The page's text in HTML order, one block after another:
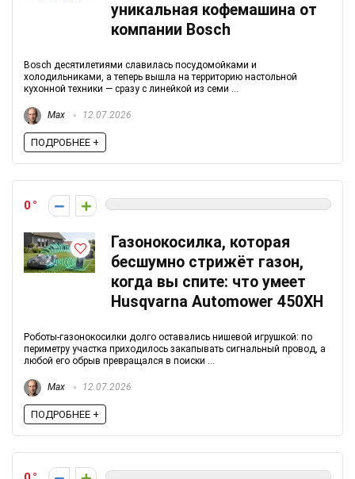
уникальная кофемашина от
компании Bosch
Bosch десятилетиями славилась посудомойками и
холодильниками, а теперь вышла на территорию настольной
кухонной техники — сразу с линейкой из семи ...
Max 12.07.2026
ПОДРОБНЕЕ +
0
Газонокосилка, которая
бесшумно стрижёт газон,
когда вы спите: что умеет
Husqvarna Automower 450XH
Роботы-газонокосилки долго оставались нишевой игрушкой: по
периметру участка приходилось закапывать сигнальный провод, а
любой его обрыв превращался в поиски ...
Max 12.07.2026
ПОДРОБНЕЕ +